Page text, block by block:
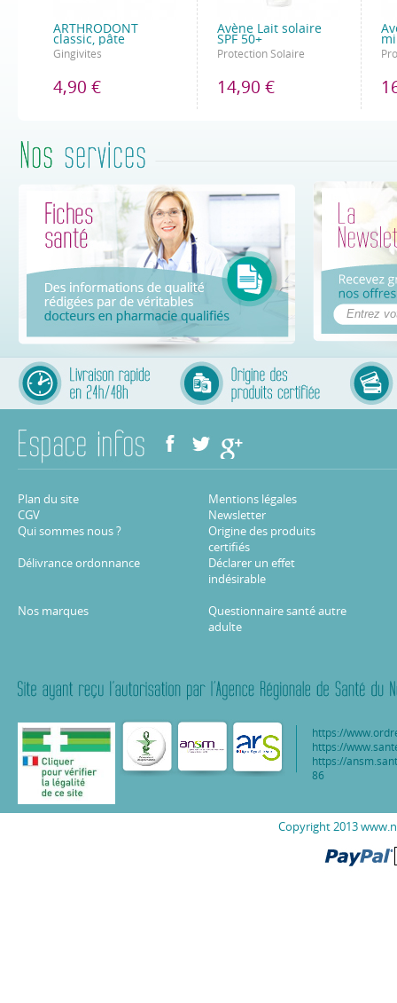
ARTHRODONT
classic, pâte
Gingivites
4,90 €
Avène Lait solaire
SPF 50+
Protection Solaire
14,90 €
Plan du site
Mentions légales
CGV
Newsletter
Qui sommes nous ?
Origine des produits
certifiés
Délivrance ordonnance
Déclarer un effet
indésirable
Nos marques
Questionnaire santé autre
adulte
https://
https://
https://
86
Copyright 2013